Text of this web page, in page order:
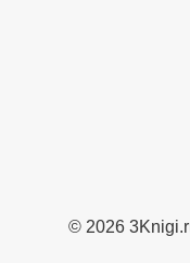
© 2026